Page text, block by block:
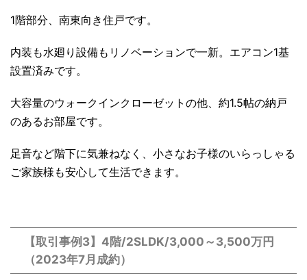
1階部分、南東向き住戸です。
内装も水廻り設備もリノベーションで一新。エアコン1基
設置済みです。
大容量のウォークインクローゼットの他、約1.5帖の納戸
のあるお部屋です。
足音など階下に気兼ねなく、小さなお子様のいらっしゃる
ご家族様も安心して生活できます。
【取引事例3】4階/2SLDK/3,000～3,500万円
（2023年7月成約）